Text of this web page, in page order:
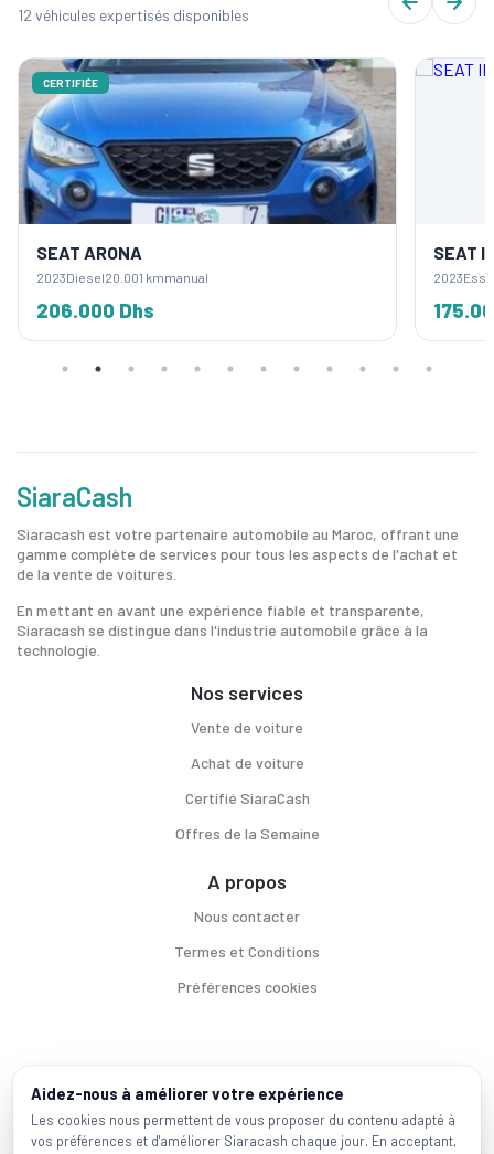
12 véhicules expertisés disponibles
CERTIFIÉE
SEAT ARONA
2023Diesel20.001 kmmanual
206.000 Dhs
SEAT
2023
SiaraCash
Siaracash est votre partenaire automobile au Maroc, offrant une
gamme complète de services pour tous les aspects de l'achat et
de la vente de voitures.
En mettant en avant une expérience fiable et transparente,
Siaracash se distingue dans l'industrie automobile grâce à la
technologie.
Nos services
Vente de voiture
Achat de voiture
Certifié SiaraCash
Offres de la Semaine
A propos
Nous contacter
Termes et Conditions
Préférences cookies
Voitures par ville
Casablanca | | Mohammadia |Salé | |
Marques populaires
Aidez-nous à améliorer votre expérience
Les cookies nous permettent de vous proposer du contenu adapté à
vos préférences et d'améliorer Siaracash chaque jour. En acceptant,